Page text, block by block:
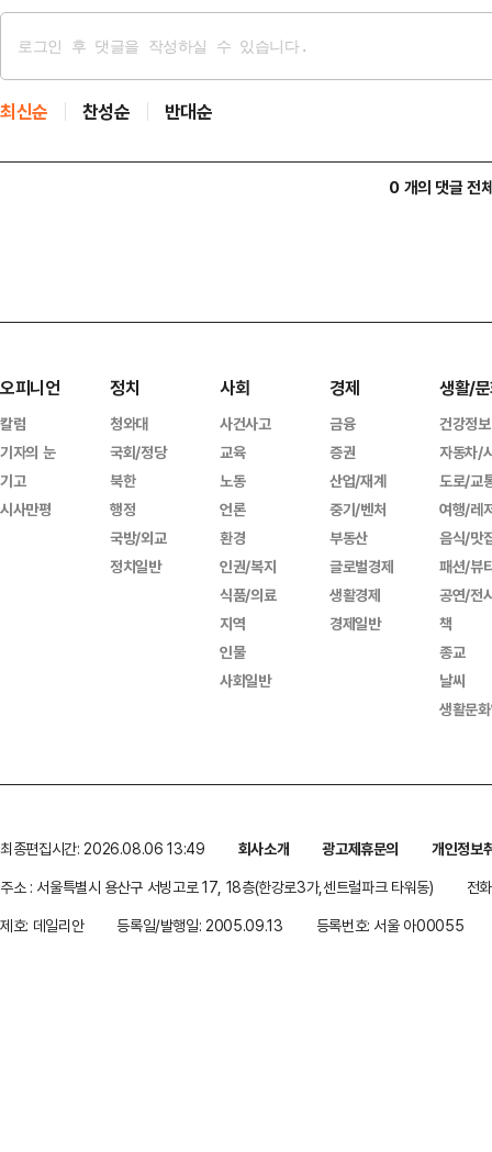
최신순 찬성순 반대순
0 개의 댓글 전
오피니언
칼럼
기자의 눈
기고
시사만평
정치
청와대
국회/정당
북한
행정
국방/외교
정치일반
사회
사건사고
교육
노동
언론
환경
인권/복지
식품/의료
지역
인물
사회일반
경제
금융
증권
산업/재계
중기/벤처
부동산
글로벌경제
생활경제
경제일반
생활/
건강정보
자동차/
도로/교
여행/레
음식/맛
패션/뷰
공연/전
책
종교
날씨
생활문
최종편집시간: 2026.08.06 13:49 회사소개 광고제휴문의
개인정보
주소 : 서울특별시 용산구 서빙고로 17, 18층(한강로3가,센트럴파크 타워동)
전
제호: 데일리안
등록일/발행일: 2005.09.13 등록번호: 서울 아00055